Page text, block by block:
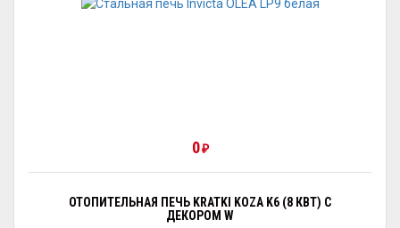
0₽
ОТОПИТЕЛЬНАЯ ПЕЧЬ KRATKI KOZA K6 (8 КВТ) С
ДЕКОРОМ W